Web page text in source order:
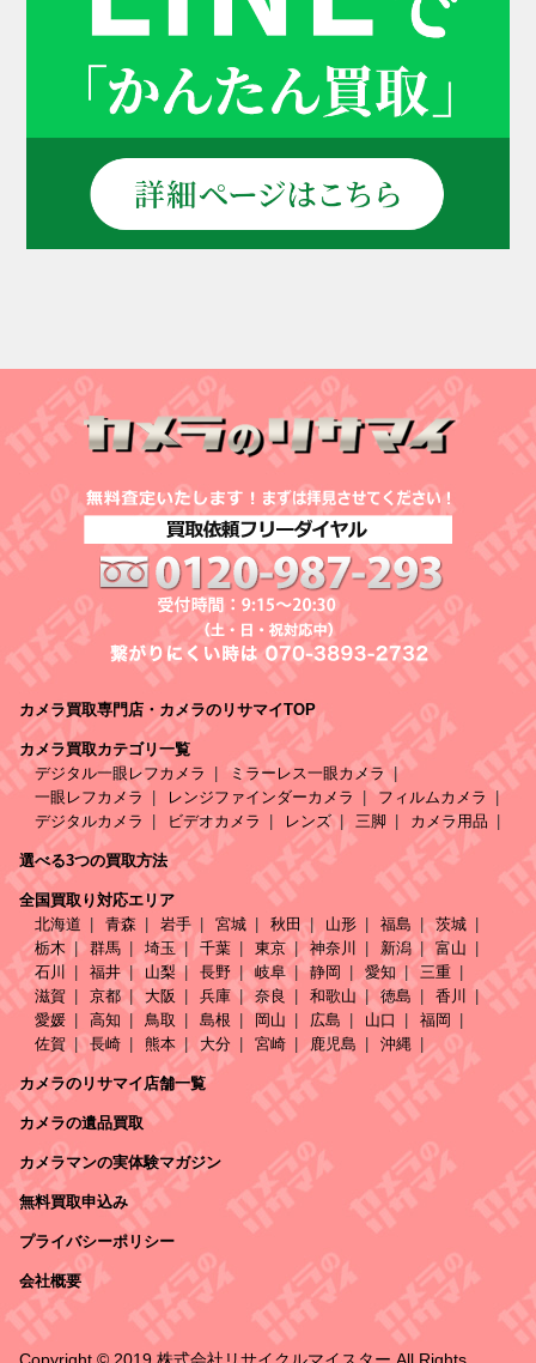
カメラ買取専門店・カメラのリサマイTOP
カメラ買取カテゴリ一覧
デジタル一眼レフカメラ
ミラーレス一眼カメラ
一眼レフカメラ
レンジファインダーカメラ
フィルムカメラ
デジタルカメラ
ビデオカメラ レンズ 三脚 カメラ用品
選べる3つの買取方法
全国買取り対応エリア
北海道
青森 岩手 宮城 秋田 山形 福島
茨城
栃木
群馬 埼玉 千葉 東京 神奈川 新潟
富山
石川
福井 山梨 長野 岐阜 静岡 愛知
三重
滋賀
京都 大阪 兵庫 奈良 和歌山 徳島
香川
愛媛
高知 鳥取 島根 岡山 広島 山口
福岡
佐賀
長崎 熊本 大分 宮崎 鹿児島 沖縄
カメラのリサマイ店舗一覧
カメラの遺品買取
カメラマンの実体験マガジン
無料買取申込み
プライバシーポリシー
会社概要